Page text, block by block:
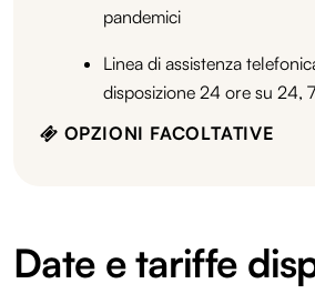
pandemici
Linea di assistenza
disposizione 24 ore su 24,
OPZIONI FACOLTATIVE
Date e tariffe